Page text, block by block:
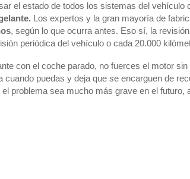
el estado de todos los sistemas del vehículo
Los expertos y la gran mayoría de
, según lo que ocurra antes. Eso sí, la
periódica del vehículo o cada 20.000
con el coche parado, no fuerces el motor
puedas y deja que se encarguen de
problema sea mucho más grave en el futuro,